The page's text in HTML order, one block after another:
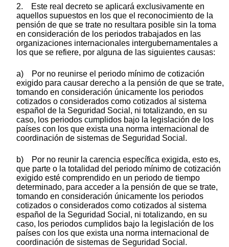
2. Este real decreto se aplicará exclusivamente en
aquellos supuestos en los que el reconocimiento de la
pensión de que se trate no resultara posible sin la toma
en consideración de los periodos trabajados en las
organizaciones internacionales intergubernamentales a
los que se refiere, por alguna de las siguientes causas:
a) Por no reunirse el periodo mínimo de cotización
exigido para causar derecho a la pensión de que se trate,
tomando en consideración únicamente los periodos
cotizados o considerados como cotizados al sistema
español de la Seguridad Social, ni totalizando, en su
caso, los periodos cumplidos bajo la legislación de los
países con los que exista una norma internacional de
coordinación de sistemas de Seguridad Social.
b) Por no reunir la carencia específica exigida, esto es,
que parte o la totalidad del periodo mínimo de cotización
exigido esté comprendido en un periodo de tiempo
determinado, para acceder a la pensión de que se trate,
tomando en consideración únicamente los periodos
cotizados o considerados como cotizados al sistema
español de la Seguridad Social, ni totalizando, en su
caso, los periodos cumplidos bajo la legislación de los
países con los que exista una norma internacional de
coordinación de sistemas de Seguridad Social.